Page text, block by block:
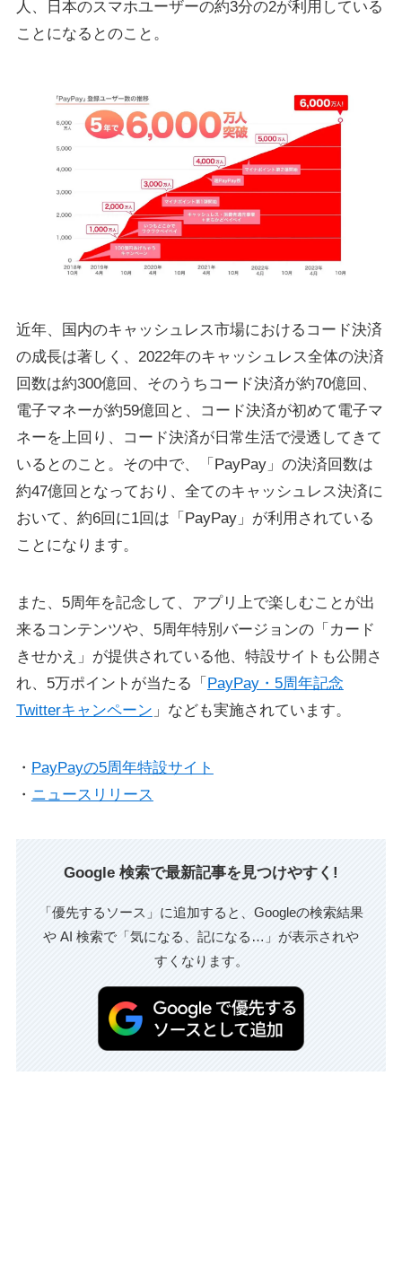
人、日本のスマホユーザーの約3分の2が利用している
ことになるとのこと。
近年、国内のキャッシュレス市場におけるコード決済
の成長は著しく、2022年のキャッシュレス全体の決済
回数は約300億回、そのうちコード決済が約70億回、
電子マネーが約59億回と、コード決済が初めて電子マ
ネーを上回り、コード決済が日常生活で浸透してきて
いるとのこと。その中で、「PayPay」の決済回数は
約47億回となっており、全てのキャッシュレス決済に
おいて、約6回に1回は「PayPay」が利用されている
ことになります。
また、5周年を記念して、アプリ上で楽しむことが出
来るコンテンツや、5周年特別バージョンの「カード
きせかえ」が提供されている他、特設サイトも公開さ
れ、5万ポイントが当たる「 PayPay・5周年記念
Twitterキャンペーン 」なども実施されています。
・ PayPayの5周年特設サイト
・ ニュースリリース
Google 検索で最新記事を見つけやすく!
「優先するソース」に追加すると、Googleの検索結果
や AI 検索で「気になる、記になる…」が表示されや
すくなります。